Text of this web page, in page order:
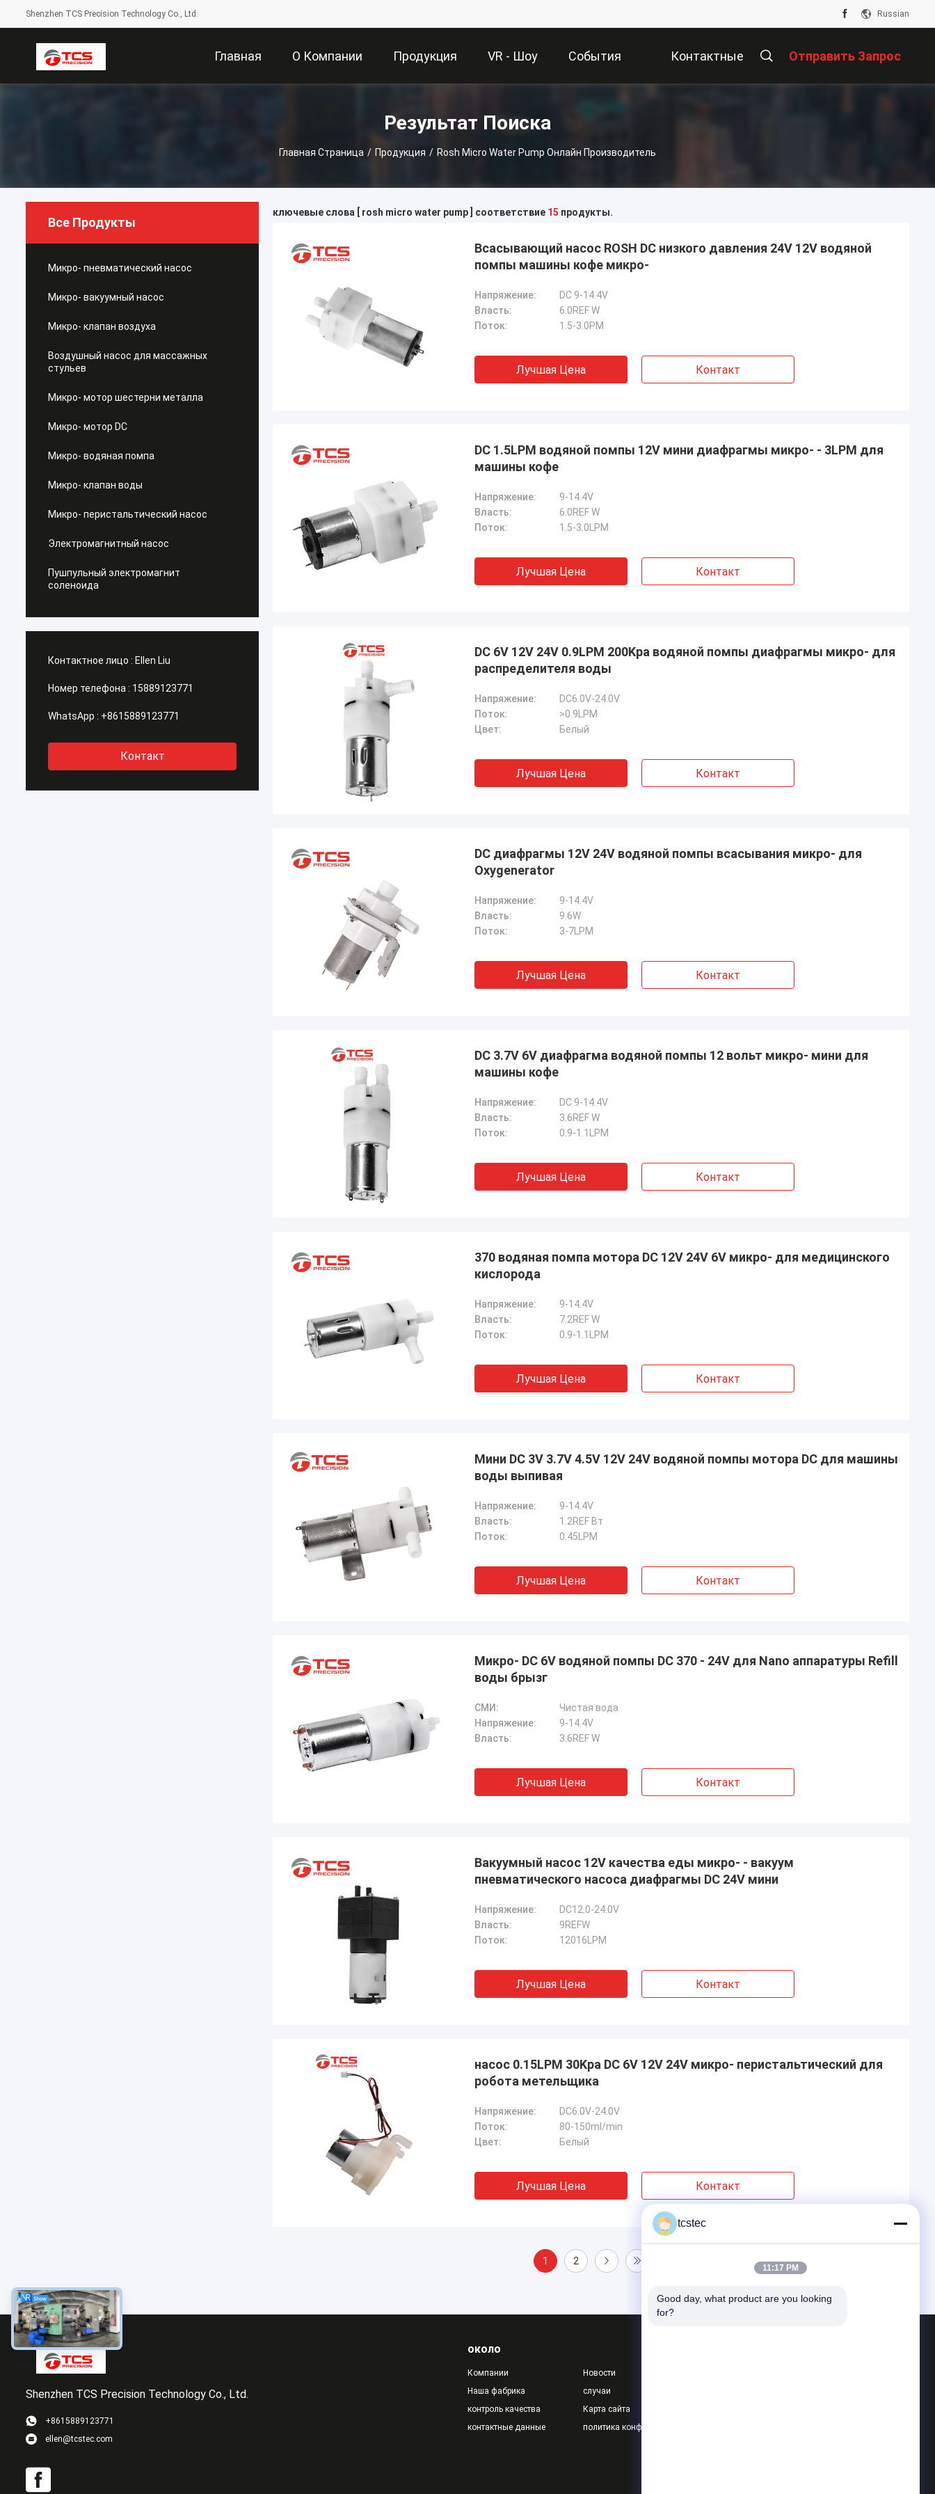
Shenzhen TCS Precision Technology Co., Ltd. Russian
Главная О Компании Продукция VR - Шоу События Контактные Отправить Запрос
Результат Поиска
Главная Страница / Продукция / Rosh Micro Water Pump Онлайн Производитель
Все Продукты
Микро- пневматический насос
Микро- вакуумный насос
Микро- клапан воздуха
Воздушный насос для массажных
стульев
Микро- мотор шестерни металла
Микро- мотор DC
Микро- водяная помпа
Микро- клапан воды
Микро- перистальтический насос
Электромагнитный насос
Пушпульный электромагнит
соленоида
Контактное лицо : Ellen Liu
Номер телефона : 15889123771
WhatsApp : +8615889123771
Контакт
ключевые слова [ rosh micro water pump ] соответствие 15 продукты.
Всасывающий насос ROSH DC низкого давления 24V 12V водяной
помпы машины кофе микро-
Напряжение:
DC 9-14.4V
Власть:
6.0REF W
Поток:
1.5-3.0PM
Лучшая Цена Контакт
DC 1.5LPM водяной помпы 12V мини диафрагмы микро- - 3LPM для
машины кофе
Напряжение:
9-14.4V
Власть:
6.0REF W
Поток:
1.5-3.0LPM
Лучшая Цена Контакт
DC 6V 12V 24V 0.9LPM 200Kpa водяной помпы диафрагмы микро- для
распределителя воды
Напряжение:
DC6.0V-24.0V
Поток:
>0.9LPM
Цвет:
Белый
Лучшая Цена Контакт
DC диафрагмы 12V 24V водяной помпы всасывания микро- для
Oxygenerator
Напряжение:
9-14.4V
Власть:
9.6W
Поток:
3-7LPM
Лучшая Цена Контакт
DC 3.7V 6V диафрагма водяной помпы 12 вольт микро- мини для
машины кофе
Напряжение:
DC 9-14.4V
Власть:
3.6REF W
Поток:
0.9-1.1LPM
Лучшая Цена Контакт
370 водяная помпа мотора DC 12V 24V 6V микро- для медицинского
кислорода
Напряжение:
9-14.4V
Власть:
7.2REF W
Поток:
0.9-1.1LPM
Лучшая Цена Контакт
Мини DC 3V 3.7V 4.5V 12V 24V водяной помпы мотора DC для машины
воды выпивая
Напряжение:
9-14.4V
Власть:
1.2REF Вт
Поток:
0.45LPM
Лучшая Цена Контакт
Микро- DC 6V водяной помпы DC 370 - 24V для Nano аппаратуры Refill
воды брызг
СМИ:
Чистая вода
Напряжение:
9-14.4V
Власть:
3.6REF W
Лучшая Цена Контакт
Вакуумный насос 12V качества еды микро- - вакуум
пневматического насоса диафрагмы DC 24V мини
Напряжение:
DC12.0-24.0V
Власть:
9REFW
Поток:
12016LPM
Лучшая Цена Контакт
насос 0.15LPM 30Kpa DC 6V 12V 24V микро- перистальтический для
робота метельщика
Напряжение:
DC6.0V-24.0V
Поток:
80-150ml/min
Цвет:
Белый
Лучшая Цена Контакт
1 2
Shenzhen TCS Precision Technology Co., Ltd.
+8615889123771
ellen@tcstec.com
около
Компании
Наша фабрика
контроль качества
контактные данные
Новости
случаи
Карта сайта
политика конфиденциальности
tcstec
11:17 PM
Good day, what product are you looking
for?